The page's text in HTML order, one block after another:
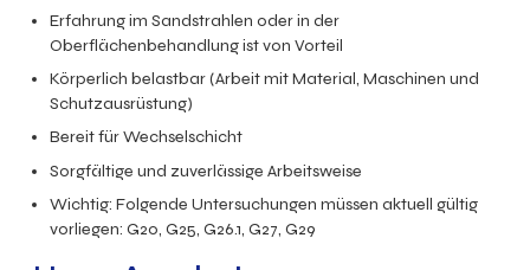
Erfahrung im Sandstrahlen oder in der
Oberflächenbehandlung ist von Vorteil
Körperlich belastbar (Arbeit mit Material, Maschinen und
Schutzausrüstung)
Bereit für Wechselschicht
Sorgfältige und zuverlässige Arbeitsweise
Wichtig: Folgende Untersuchungen müssen aktuell gültig
vorliegen: G20, G25, G26.1, G27, G29